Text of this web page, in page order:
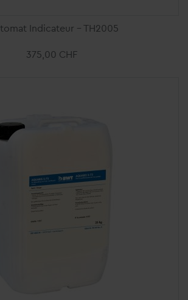
Indicateur - TH2005
375,00 CHF
Ajouter au panier